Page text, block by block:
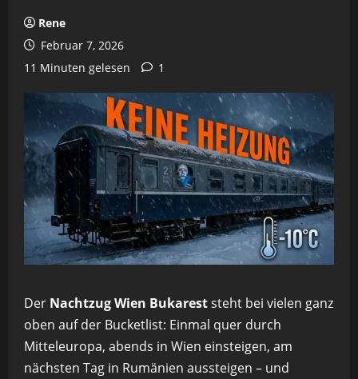
Rene
Februar 7, 2026
11 Minuten gelesen
1
Der Nachtzug Wien Bukareststeht bei vielen ganz
oben auf der Bucketlist: Einmal quer durch
Mitteleuropa, abends in Wien einsteigen, am
nächsten Tag in Rumänien aussteigen – und